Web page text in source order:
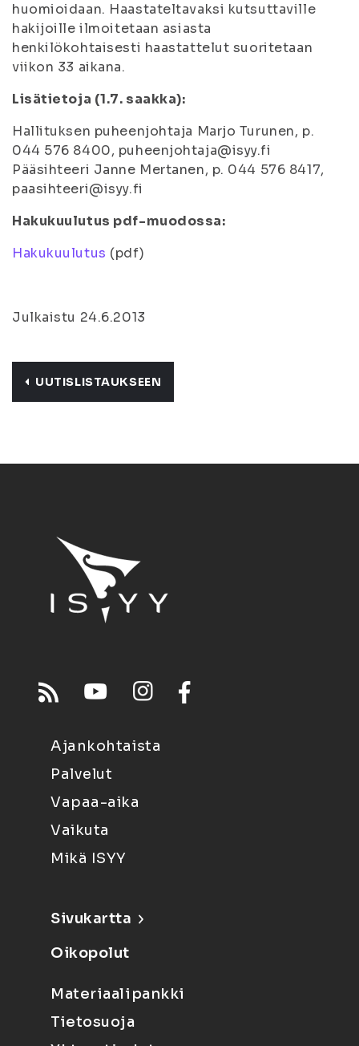
huomioidaan. Haastateltavaksi kutsuttaville
hakijoille ilmoitetaan asiasta
henkilökohtaisesti haastattelut suoritetaan
viikon 33 aikana.
Lisätietoja (1.7. saakka):
Hallituksen puheenjohtaja Marjo Turunen, p.
044 576 8400, puheenjohtaja@isyy.fi
Pääsihteeri Janne Mertanen, p. 044 576 8417,
paasihteeri@isyy.fi
Hakukuulutus pdf-muodossa:
Hakukuulutus (pdf)
Julkaistu 24.6.2013
UUTISLISTAUKSEEN
Ajankohtaista
Palvelut
Vapaa-aika
Vaikuta
Mikä ISYY
Sivukartta
Oikopolut
Materiaalipankki
Tietosuoja